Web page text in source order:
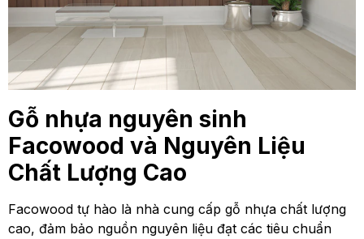
Gỗ nhựa nguyên sinh
Facowood và Nguyên Liệu
Chất Lượng Cao
Facowood tự hào là nhà cung cấp gỗ nhựa chất lượng
cao, đảm bảo nguồn nguyên liệu đạt các tiêu chuẩn